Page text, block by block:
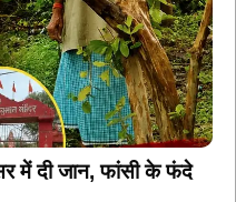
में दी जान, फांसी के फंदे